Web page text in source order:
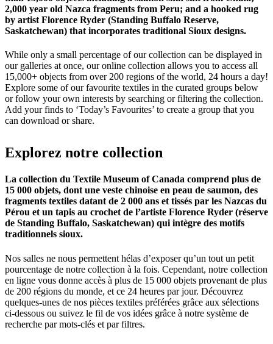
2,000 year old Nazca fragments from Peru; and a hooked rug
by artist Florence Ryder (Standing Buffalo Reserve,
Saskatchewan) that incorporates traditional Sioux designs.
While only a small percentage of our collection can be displayed in
our galleries at once, our online collection allows you to access all
15,000+ objects from over 200 regions of the world, 24 hours a day!
Explore some of our favourite textiles in the curated groups below
or follow your own interests by searching or filtering the collection.
Add your finds to ‘Today’s Favourites’ to create a group that you
can download or share.
Explorez notre collection
La collection du Textile Museum of Canada comprend plus de
15 000 objets, dont une veste chinoise en peau de saumon, des
fragments textiles datant de 2 000 ans et tissés par les Nazcas du
Pérou et un tapis au crochet de l’artiste Florence Ryder (réserve
de Standing Buffalo, Saskatchewan) qui intègre des motifs
traditionnels sioux.
Nos salles ne nous permettent hélas d’exposer qu’un tout un petit
pourcentage de notre collection à la fois. Cependant, notre collection
en ligne vous donne accès à plus de 15 000 objets provenant de plus
de 200 régions du monde, et ce 24 heures par jour. Découvrez
quelques-unes de nos pièces textiles préférées grâce aux sélections
ci-dessous ou suivez le fil de vos idées grâce à notre système de
recherche par mots-clés et par filtres.